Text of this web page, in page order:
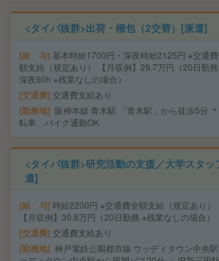
<タイパ抜群>出荷・梱包（2交替）[派遣]
給 与 基本時給1700円・深夜時給2125円 ※交通
額支給（規定あり） 【月収例】29.7万円（20日勤務
深夜60h ※残業なしの場合）
交通費 交通費支給あり
勤務地
阪神本線 青木駅 「青木駅」から徒歩5分
転車、バイク通勤OK
<タイパ抜群>研究活動の支援／大学スタッ
遣]
給 与 時給2200円 ※交通費全額支給（規定あり）
【月収例】30.8万円（20日勤務 ※残業なしの場合）
交通費 交通費支給あり
勤務地 神戸電鉄公園都市線 ウッディタウン中央駅